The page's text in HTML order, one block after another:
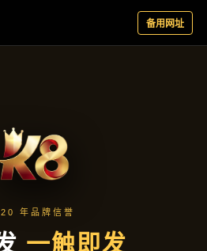
服务案例
首页 服务案例